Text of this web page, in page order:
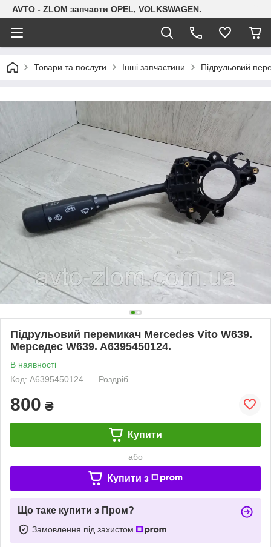
AVTO - ZLOM запчасти OPEL, VOLKSWAGEN.
Товари та послуги Інші запчастини Підрульовий
Підрульовий перемикач Mercedes Vito W639.
Мерседес W639. A6395450124.
В наявності
Код: A6395450124
Роздріб
800 ₴
Купити
або
Купити з
Що таке купити з Пром?
Замовлення під захистом